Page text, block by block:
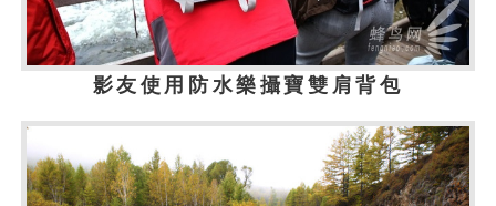
影友使用防水樂攝寶雙肩背包